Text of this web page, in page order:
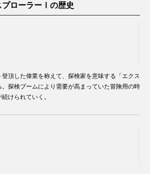
プローラーⅠの歴史
登頂した偉業を称えて、探検家を意味する「エクス
探検ブームにより需要が高まっていた冒険用の時
けられていく。